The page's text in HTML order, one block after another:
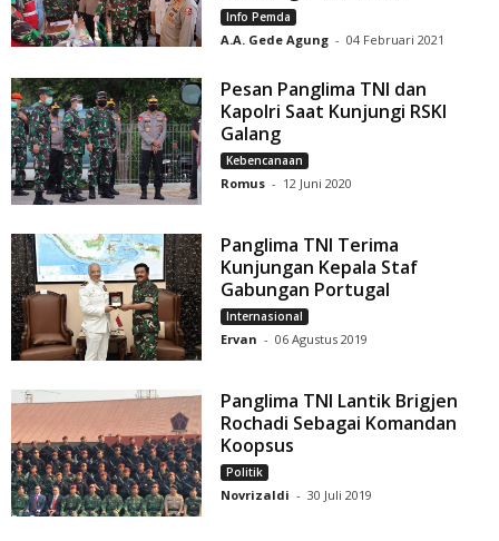
Info Pemda
A.A. Gede Agung - 04 Februari 2021
Pesan Panglima TNI dan
Kapolri Saat Kunjungi RSKI
Galang
Kebencanaan
Romus - 12 Juni 2020
Panglima TNI Terima
Kunjungan Kepala Staf
Gabungan Portugal
Internasional
Ervan - 06 Agustus 2019
Panglima TNI Lantik Brigjen
Rochadi Sebagai Komandan
Koopsus
Politik
Novrizaldi - 30 Juli 2019